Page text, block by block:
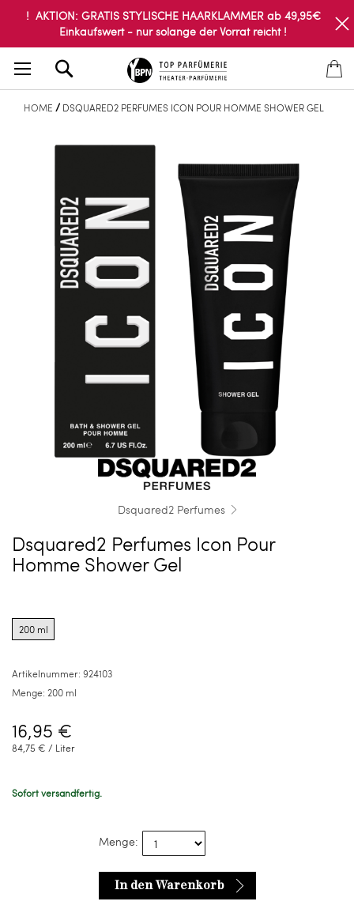
! AKTION: GRATIS STYLISCHE HAARKLAMMER ab 49,95€
Einkaufswert - nur solange der Vorrat reicht !
HOME DSQUARED2 PERFUMES ICON POUR HOMME SHOWER GEL
Dsquared2 Perfumes
Dsquared2 Perfumes Icon Pour
Homme Shower Gel
options
for
200 ml
Artikelnummer: 924103
Menge: 200 ml
16,95 €
84,75 € / Liter
Sofort versandfertig.
Menge:
In den Warenkorb